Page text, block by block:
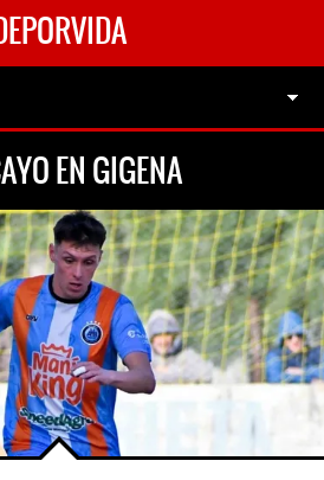
EN GIGENA